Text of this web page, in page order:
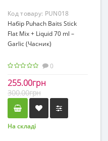
Код товару: PUN018
Набір Puhach Baits Stick
Flat Mix + Liquid 70 ml –
Garlic (Часник)
0
255.00грн
300.00грн
На складі